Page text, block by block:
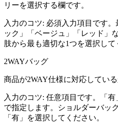
リーを選択する欄です。
入力のコツ: 必須入力項目です。
ック」「ベージュ」「レッド」
肢から最も適切な1つを選択して
2WAYバッグ
商品が2WAY仕様に対応してい
入力のコツ: 任意項目です。「
で指定します。ショルダーバッ
「有」を選択してください。